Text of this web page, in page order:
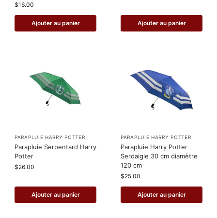
$16.00
Ajouter au panier Ajouter au panier
PARAPLUIE HARRY POTTER
Parapluie Serpentard Harry
Potter
$26.00
Ajouter au panier
PARAPLUIE HARRY POTTER
Parapluie Harry Potter
Serdaigle 30 cm diamètre
120 cm
$25.00
Ajouter au panier